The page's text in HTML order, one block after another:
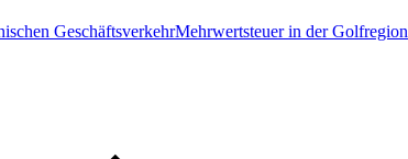
GeschäftsverkehrMehrwertsteuer in der Golfregion